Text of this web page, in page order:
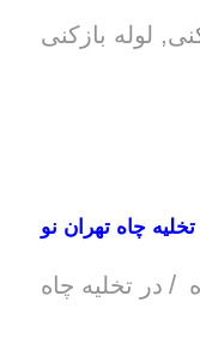
, لوله بازکنی
تخلیه چاه تهران نو
/ در تخلیه چاه